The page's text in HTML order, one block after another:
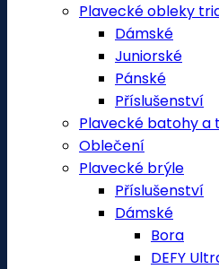
Plavecké obleky
Dámské
Juniorské
Pánské
Příslušenství
Plavecké batohy a
Oblečení
Plavecké brýle
Příslušenství
Dámské
Bora
DEFY